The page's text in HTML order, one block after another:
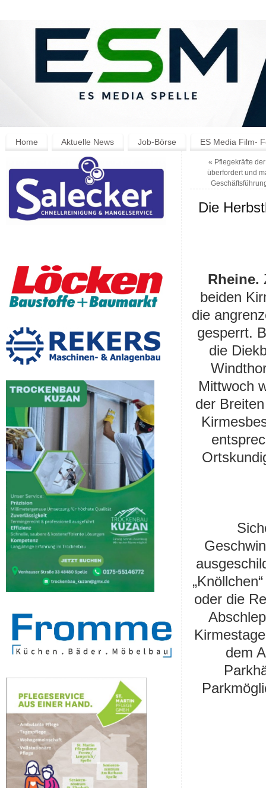
Home Aktuelle News Job-Börse ES Media Film-
« Pflegekräfte
überfordert und
Die
Rheine.
beiden
die
gesperrt.
die
Mittwoch
der
oder die
dem